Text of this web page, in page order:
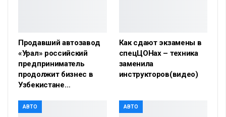
Продавший автозавод
«Урал» российский
предприниматель
продолжит бизнес в
Узбекистане…
Как сдают экзамены в
спецЦОНах – техника
заменила
инструкторов(видео)
АВТО АВТО